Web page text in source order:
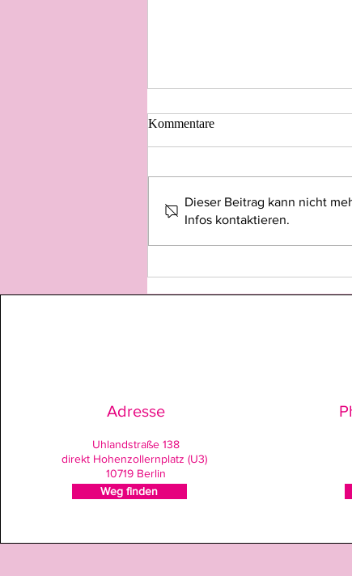
Haarwuchs im Gesicht bei
verstehen & die besten
Methoden wie Laser & Waxing
Kommentare
Dieser Beitrag kann nicht
Infos kontaktieren.
Adresse
Uhlandstraße 138
direkt Hohenzollernplatz (U3)
10719 Berlin
Weg finden